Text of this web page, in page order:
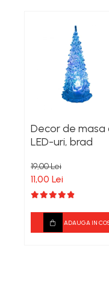
Decor de masa
LED-uri, brad
19,00 Lei
11,00 Lei
ADAUGA IN